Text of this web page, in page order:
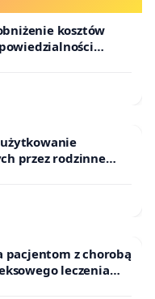
kosztów
i sędziów
użytkowanie
przez rodzinne
pacjentom z chorobą
leczenia